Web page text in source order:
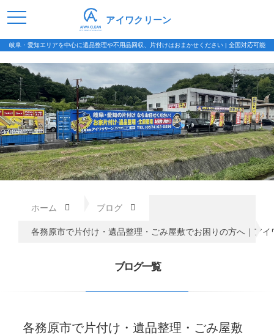
岐阜・愛知エリアを中心に遺品整理や不用品回収、片付けはおまかせください | 全国対応可能
アイワクリーン
ホーム ブログ
各務原市で片付け・遺品整理・ごみ屋敷でお困りの方へ｜ア
ブログ一覧
各務原市で片付け・遺品整理・ごみ屋敷